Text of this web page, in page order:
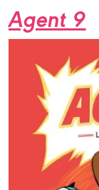
Agent 9